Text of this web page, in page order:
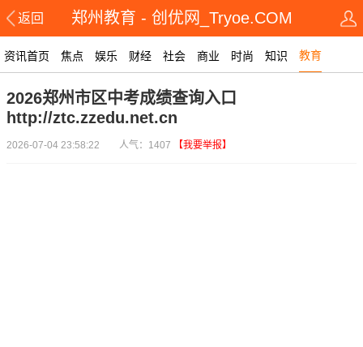
返回 郑州教育 - 创优网_Tryoe.COM
资讯首页 焦点 娱乐 财经 社会 商业 时尚 知识 教育
2026郑州市区中考成绩查询入口
http://ztc.zzedu.net.cn
2026-07-04 23:58:22 人气：1407 【我要举报】